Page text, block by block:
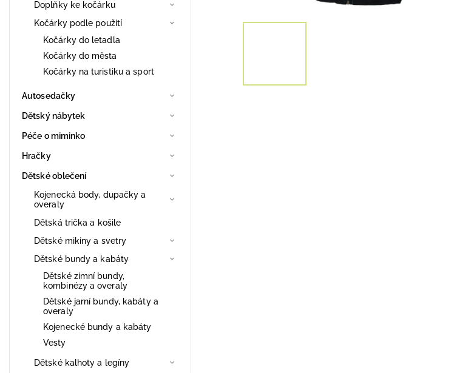
Doplňky ke kočárku
Kočárky podle použití
Kočárky do letadla
Kočárky do města
Kočárky na turistiku a sport
Autosedačky
Dětský nábytek
Péče o miminko
Hračky
Dětské oblečení
Kojenecká body, dupačky a
overaly
Dětská trička a košile
Dětské mikiny a svetry
Dětské bundy a kabáty
Dětské zimní bundy,
kombinézy a overaly
Dětské jarní bundy, kabáty a
overaly
Kojenecké bundy a kabáty
Vesty
Dětské kalhoty a legíny